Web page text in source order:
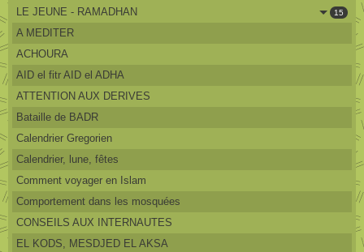
LE JEUNE - RAMADHAN 15
A MEDITER
ACHOURA
AID el fitr AID el ADHA
ATTENTION AUX DERIVES
Bataille de BADR
Calendrier Gregorien
Calendrier, lune, fêtes
Comment voyager en Islam
Comportement dans les mosquées
CONSEILS AUX INTERNAUTES
EL KODS, MESDJED EL AKSA